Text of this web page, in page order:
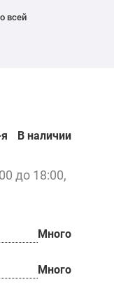
всей
В наличии
до 18:00,
Много
Много